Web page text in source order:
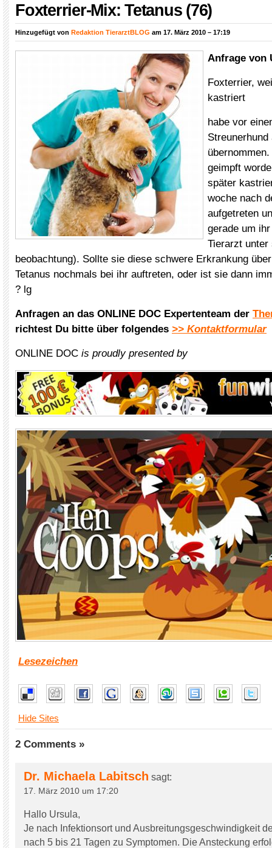
Foxterrier-Mix: Tetanus (76)
Hinzugefügt von Redaktion TierarztBLOG am 17. März 2010 – 17:19
Anfrage von
Foxterrier,
kastriert
habe vor
geimpft
später
woche nach
aufgetreten
gerade um
Tierarzt unter
beobachtung). Sollte sie diese schwere Erkrankung
Tetanus nochmals bei ihr auftreten, oder ist sie dann
? lg
Anfragen an das ONLINE DOC Expertenteam der
richtest Du bitte über folgendes >> Kontaktformular
ONLINE DOC is proudly presented by
Lesezeichen
Hide Sites
2 Comments »
Dr. Michaela Labitsch sagt:
17. März 2010 um 17:20
Hallo Ursula,
Je nach Infektionsort und Ausbreitungsgeschwindigkeit
nach 5 bis 21 Tagen zu Symptomen. Die Ansteckung